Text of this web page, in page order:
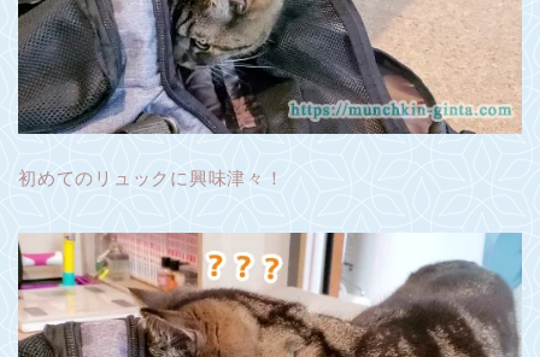
初めてのリュックに興味津々！